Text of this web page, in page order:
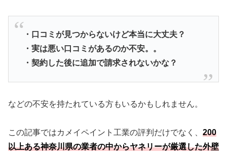
・口コミが見つからないけど本当に大丈夫？
・実は悪い口コミがあるのか不安。。
・契約した後に追加で請求されないかな？
などの不安を持たれている方もいるかもしれません。
この記事ではカメイペイント工業の評判だけでなく、 200
以上ある神奈川県の業者の中からヤネリーが厳選した外壁